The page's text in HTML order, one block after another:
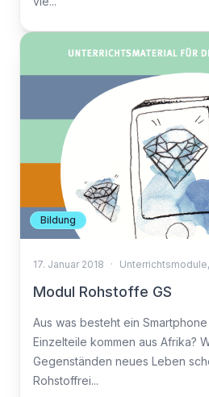
Bildung
17. Januar 2018 · Unterrichtsmodule,
Modul Rohstoffe GS
Aus was besteht ein
Einzelteile kommen aus Afrika?
Gegenständen neues Leben
Rohstoffrei...